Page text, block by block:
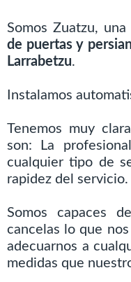
Somos Zuatzu, una
de puertas y
Larrabetzu.
Instalamos
Tenemos muy
son: La
cualquier tipo de
rapidez del servicio.
Somos capaces
cancelas lo que
adecuarnos a
medidas que